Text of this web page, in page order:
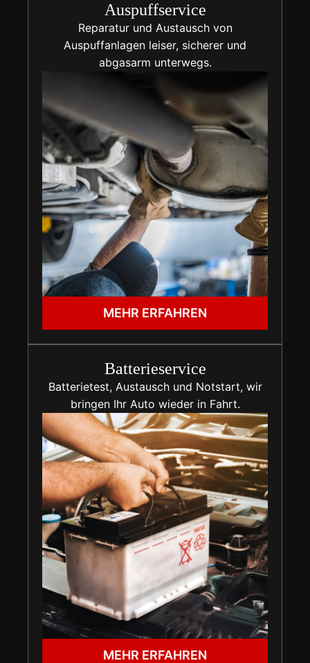
Auspuffservice
Reparatur und Austausch von
Auspuffanlagen leiser, sicherer und
abgasarm unterwegs.
MEHR ERFAHREN
Batterieservice
Batterietest, Austausch und Notstart, wir
bringen Ihr Auto wieder in Fahrt.
MEHR ERFAHREN